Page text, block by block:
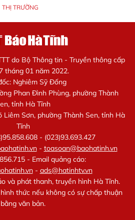
THỊ TRƯỜNG
do Bộ Thông tin - Truyền thông cấp
tháng 01 năm 2022.
Nghiêm Sỹ Đống
Phan Đình Phùng, phường Thành
tỉnh Hà Tĩnh
Liêm Sơn, phường Thành Sen, tỉnh Hà
Tĩnh
- (023)93.693.427
- toasoan@baohatinh.vn
- Email quảng cáo:
- ads@hatinhtv.vn
và phát thanh, truyền hình Hà Tĩnh.
thức nếu không có sự chấp thuận
bằng văn bản.